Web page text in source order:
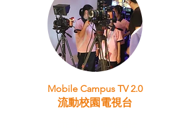
Mobile Campus TV 2.0
流動校園電視台